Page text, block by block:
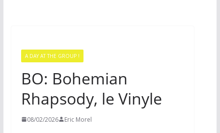
A DAY AT THE GROUP !
BO: Bohemian
Rhapsody, le Vinyle
08/02/2026 Eric Morel